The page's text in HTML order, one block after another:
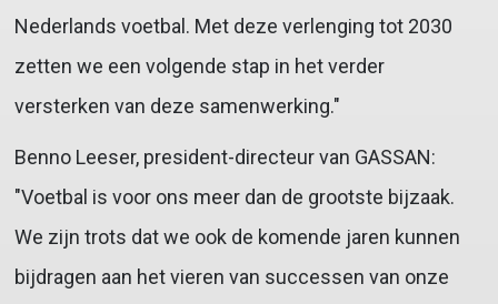
Nederlands voetbal. Met deze verlenging tot 2030
zetten we een volgende stap in het verder
versterken van deze samenwerking."
Benno Leeser, president-directeur van GASSAN:
"Voetbal is voor ons meer dan de grootste bijzaak.
We zijn trots dat we ook de komende jaren kunnen
bijdragen aan het vieren van successen van onze